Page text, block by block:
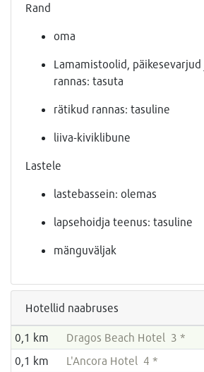
Rand
oma
Lamamistoolid,
rannas: tasuta
rätikud rannas: tasuline
liiva-kiviklibune
Lastele
lastebassein: olemas
lapsehoidja teenus: tasuline
mänguväljak
Hotellid naabruses
0,1 km
Dragos Beach Hotel 3 *
0,1 km
L'Ancora Hotel 4 *